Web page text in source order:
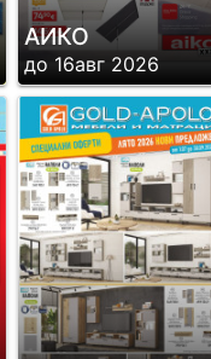
АИКО
до 16авг 2026